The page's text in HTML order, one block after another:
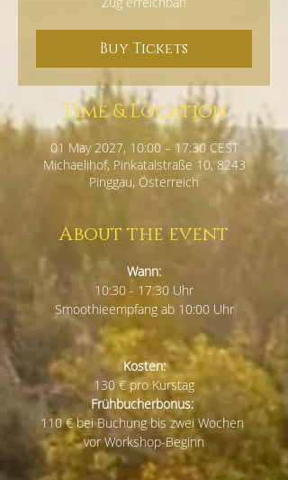
Buy Tickets
Time & Location
01 May 2027, 10:00 – 17:30 CEST
Michaelihof, Pinkatalstraße 10, 8243
Pinggau, Österreich
About the event
Wann:
10:30 - 17:30 Uhr
Smoothieempfang ab 10:00 Uhr
Kosten:
130 € pro Kurstag
Frühbucherbonus:
110 € bei Buchung bis zwei Wochen
vor Workshop-Beginn